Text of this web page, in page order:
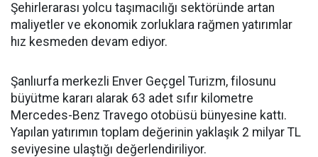
Şehirlerarası yolcu taşımacılığı sektöründe artan
maliyetler ve ekonomik zorluklara rağmen yatırımlar
hız kesmeden devam ediyor.
Şanlıurfa merkezli Enver Geçgel Turizm, filosunu
büyütme kararı alarak 63 adet sıfır kilometre
Mercedes-Benz Travego otobüsü bünyesine kattı.
Yapılan yatırımın toplam değerinin yaklaşık 2 milyar TL
seviyesine ulaştığı değerlendiriliyor.